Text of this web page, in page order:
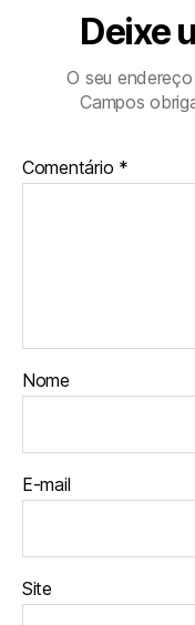
Deixe
O seu
Campos
Comentário *
Nome
E-mail
Site